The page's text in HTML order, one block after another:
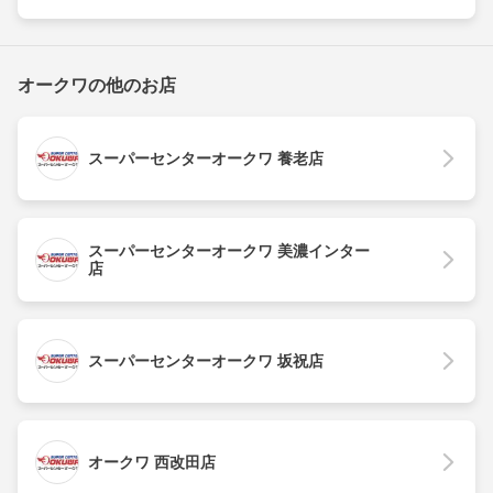
オークワの他のお店
スーパーセンターオークワ 養老店
スーパーセンターオークワ 美濃インター
店
スーパーセンターオークワ 坂祝店
オークワ 西改田店